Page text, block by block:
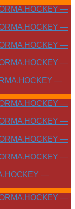
—
—
—
—
—
—
—
—
—
—
—